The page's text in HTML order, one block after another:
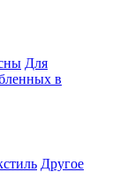
Для
в
Другое